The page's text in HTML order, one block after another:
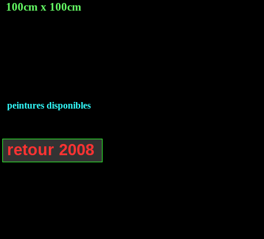
100cm x 100cm
peintures disponibles
retour 2008